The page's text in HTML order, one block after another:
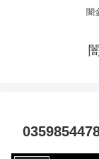
闇